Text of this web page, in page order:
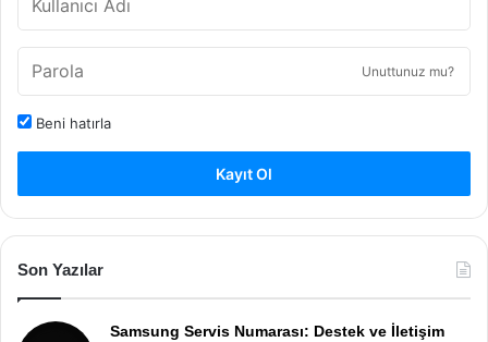
Unuttunuz mu?
Beni hatırla
Kayıt Ol
Son Yazılar
Samsung Servis Numarası: Destek ve İletişim